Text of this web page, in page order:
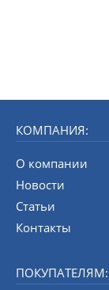
КОМПАНИЯ:
О компании
Новости
Статьи
Контакты
ПОКУПАТЕЛЯМ: